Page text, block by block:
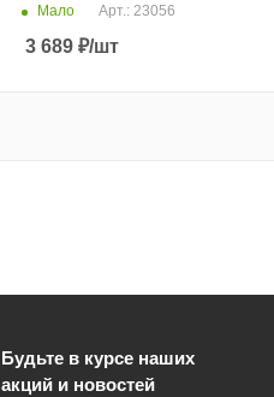
Мало Арт.: 23056
3 689₽/шт
Будьте в курсе наших
акций и новостей